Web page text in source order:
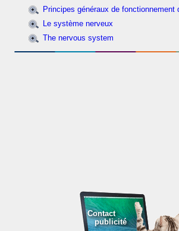
Principes généraux de fonctionnement
Le système nerveux
The nervous system
Contact
publicité